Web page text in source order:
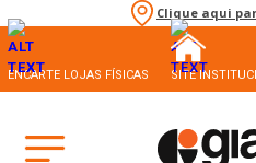
Clique aqui
ENCARTE LOJAS FÍSICAS SITE